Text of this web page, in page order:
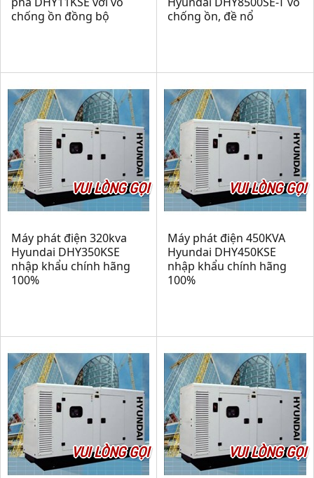
chống ồn đồng bộ
chống ồn, đề nổ
VUI LÒNG GỌI
Máy phát điện 320kva
Hyundai DHY350KSE
nhập khẩu chính hãng
100%
VUI LÒNG GỌI
Máy phát điện 450KVA
Hyundai DHY450KSE
nhập khẩu chính hãng
100%
VUI LÒNG GỌI VUI LÒNG GỌI